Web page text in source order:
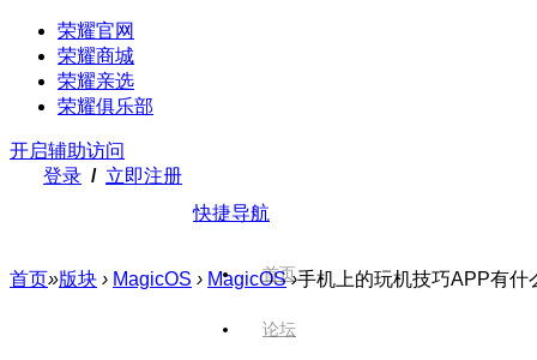
荣耀官网
荣耀商城
荣耀亲选
荣耀俱乐部
开启辅助访问
登录 / 立即注册
快捷导航
首页
论坛
首页»版块 › MagicOS › MagicOS ›手机上的玩机技巧APP有什